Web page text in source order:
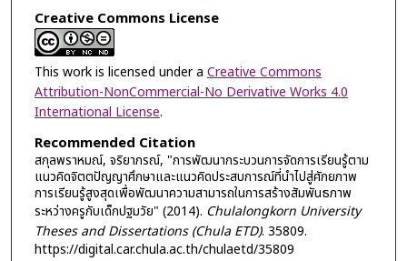
Creative Commons License
This work is licensed under a Creative Commons
Attribution-NonCommercial-No Derivative Works 4.0
International License.
Recommended Citation
สกุลพราหมณ์, จริยาภรณ์, "การพัฒนากระบวนการจัดการเรียนรู้ตาม
แนวคิดจิตตปัญญาศึกษาและแนวคิดประสบการณ์ที่นำไปสู่ศักยภาพ
การเรียนรู้สูงสุดเพื่อพัฒนาความสามารถในการสร้างสัมพันธภาพ
ระหว่างครูกับเด็กปฐมวัย" (2014). Chulalongkorn University
Theses and Dissertations (Chula ETD). 35809.
https://digital.car.chula.ac.th/chulaetd/35809